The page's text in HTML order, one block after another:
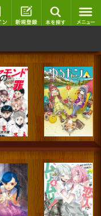
ログイン 新規登録
コン版
針
イン
て